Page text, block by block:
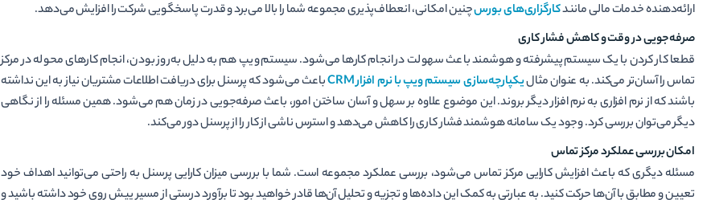
ارائه‌دهنده خدمات مالی مانندکارگزاری‌های بورسچنین امکانی، انعطاف‌پذیری مجموعه شما را بالا می‌برد و قدرت پاسخگویی شرکت را افزایش می‌دهد.
صرفه‌جویی در وقت و کاهش فشار کاری
قطعا کار کردن با یک سیستم پیشرفته و هوشمند باعث سهولت در انجام کارها می‌شود. سیستم ویپ هم به دلیل به‌روز بودن، انجام کارهای محوله در مرکز
تماس را آسان‌تر می‌کند. به عنوان مثالیکپارچه‌سازی سیستم ویپ با نرم افزار CRM
باعث می‌شود که پرسنل برای دریافت اطلاعات مشتریان نیاز به این نداشته
باشند که از نرم افزاری به نرم افزار دیگر بروند. این موضوع علاوه بر سهل و آسان ساختن امور، باعث صرفه‌جویی در زمان هم می‌شود. همین مسئله را از نگاهی
دیگر می‌توان بررسی کرد. وجود یک سامانه هوشمند فشار کاری را کاهش می‌دهد و استرس ناشی از کار را از پرسنل دور می‌کند.
امکان بررسی عملکرد مرکز تماس
مسئله دیگری که باعث افزایش کارایی مرکز تماس می‌شود، بررسی عملکرد مجموعه است. شما با بررسی میزان کارایی پرسنل به راحتی می‌توانید اهداف خود
تعیین و مطابق با آن‌ها حرکت کنید. به عبارتی به کمک این داده‌ها و تجزیه و تحلیل آن‌ها قادر خواهید بود تا برآورد درستی از مسیر پیش روی خود داشته باشید و